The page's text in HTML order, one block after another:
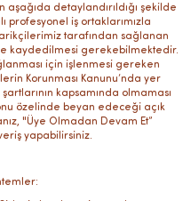
aşağıda detaylandırıldığı şekilde
iş ortaklarımızla
tarafından sağlanan
kaydedilmesi gerekebilmektedir.
için işlenmesi gereken
Korunması Kanunu’nda yer
kapsamında olmaması
özelinde beyan edeceği açık
"Üye Olmadan Devam Et”
yapabilirsiniz.